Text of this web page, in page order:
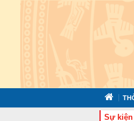
Sự kiện
Trung